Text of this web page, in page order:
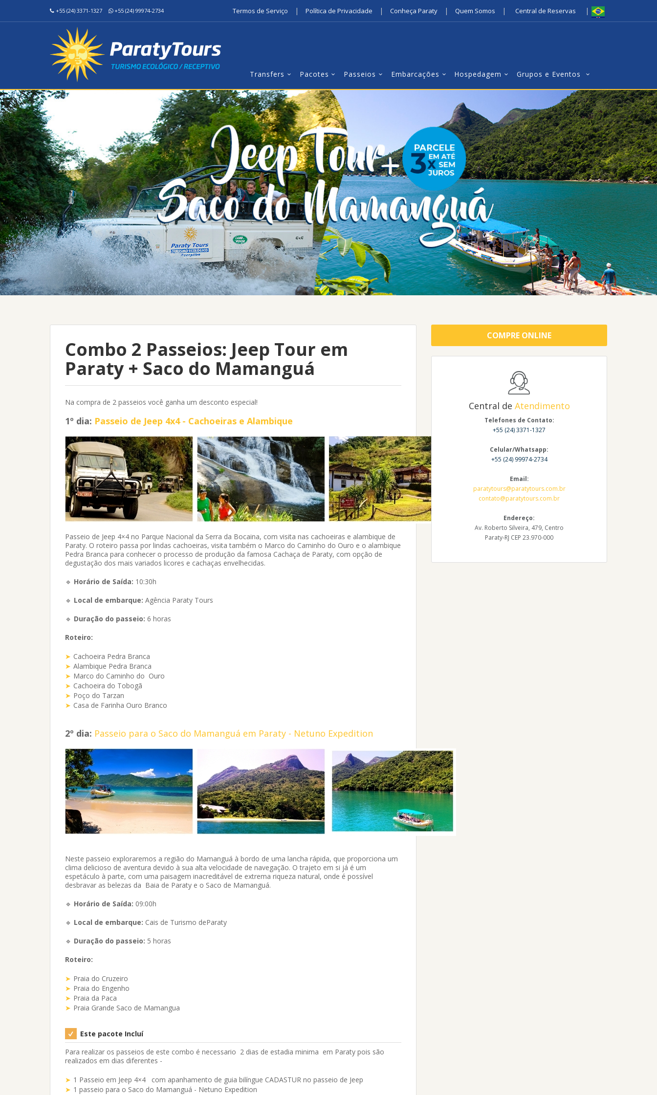
+55 (24) 3371-1327 +55 (24) 99974-2734 Termos de Serviço | Política de Privacidade | Conheça Paraty | Quem Somos | Central de Reservas |
Transfers Pacotes Passeios Embarcações Hospedagem Grupos e Eventos
Combo 2 Passeios: Jeep Tour em
Paraty + Saco do Mamanguá
Na compra de 2 passeios você ganha um desconto especial!
1º dia: Passeio de Jeep 4x4 - Cachoeiras e Alambique
Passeio de Jeep 4×4 no Parque Nacional da Serra da Bocaina, com visita nas cachoeiras e alambique de
Paraty. O roteiro passa por lindas cachoeiras, visita também o Marco do Caminho do Ouro e o alambique
Pedra Branca para conhecer o processo de produção da famosa Cachaça de Paraty, com opção de
degustação dos mais variados licores e cachaças envelhecidas.
🔹 Horário de Saída: 10:30h
🔹 Local de embarque: Agência Paraty Tours
🔹 Duração do passeio: 6 horas
Roteiro:
Cachoeira Pedra Branca
Alambique Pedra Branca
Marco do Caminho do Ouro
Cachoeira do Tobogã
Poço do Tarzan
Casa de Farinha Ouro Branco
2º dia: Passeio para o Saco do Mamanguá em Paraty - Netuno Expedition
Neste passeio exploraremos a região do Mamanguá à bordo de uma lancha rápida, que proporciona um
clima delicioso de aventura devido à sua alta velocidade de navegação. O trajeto em si já é um
espetáculo à parte, com uma paisagem inacreditável de extrema riqueza natural, onde é possível
desbravar as belezas da Baia de Paraty e o Saco de Mamanguá.
🔹 Horário de Saída: 09:00h
🔹 Local de embarque: Cais de Turismo deParaty
🔹 Duração do passeio: 5 horas
Roteiro:
Praia do Cruzeiro
Praia do Engenho
Praia da Paca
Praia Grande Saco de Mamangua
Este pacote Incluí
Para realizar os passeios de este combo é necessario 2 dias de estadia minima em Paraty pois são
realizados em dias diferentes -
1 Passeio em Jeep 4×4 com apanhamento de guia bilíngue CADASTUR no passeio de Jeep
1 passeio para o Saco do Mamanguá - Netuno Expedition
COMPRE ONLINE
Central de Atendimento
Telefones de Contato:
+55 (24) 3371-1327
Celular/Whatsapp:
+55 (24) 99974-2734
Email:
paratytours@paratytours.com.br
contato@paratytours.com.br
Endereço:
Av. Roberto Silveira, 479, Centro
Paraty-RJ CEP 23.970-000